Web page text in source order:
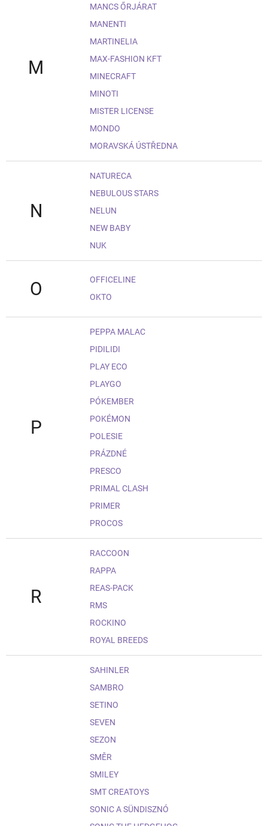
M
MANCS ŐRJÁRAT
MANENTI
MARTINELIA
MAX-FASHION KFT
MINECRAFT
MINOTI
MISTER LICENSE
MONDO
MORAVSKÁ ÚSTŘEDNA
N
NATURECA
NEBULOUS STARS
NELUN
NEW BABY
NUK
O
OFFICELINE
OKTO
P
PEPPA MALAC
PIDILIDI
PLAY ECO
PLAYGO
PÓKEMBER
POKÉMON
POLESIE
PRÁZDNÉ
PRESCO
PRIMAL CLASH
PRIMER
PROCOS
R
RACCOON
RAPPA
REAS-PACK
RMS
ROCKINO
ROYAL BREEDS
SAHINLER
SAMBRO
SETINO
SEVEN
SEZON
SMĚR
SMILEY
SMT CREATOYS
SONIC A SÜNDISZNÓ